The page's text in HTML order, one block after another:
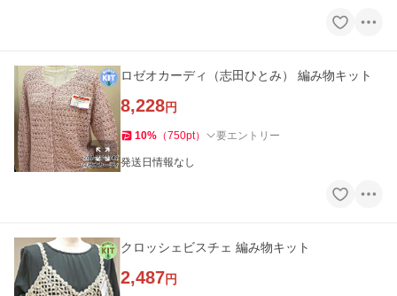
ロゼオカーディ（志田ひとみ） 編み物キット
8,228円
10% （750pt） 要エントリー
発送日情報なし
クロッシェビスチェ 編み物キット
2,487円